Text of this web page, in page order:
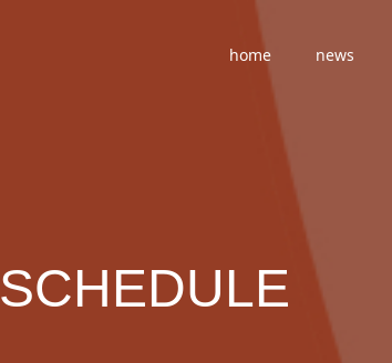
home news
SCHEDULE